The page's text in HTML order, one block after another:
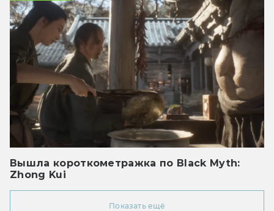
Вышла короткометражка по Black Myth:
Zhong Kui
Показать ещё